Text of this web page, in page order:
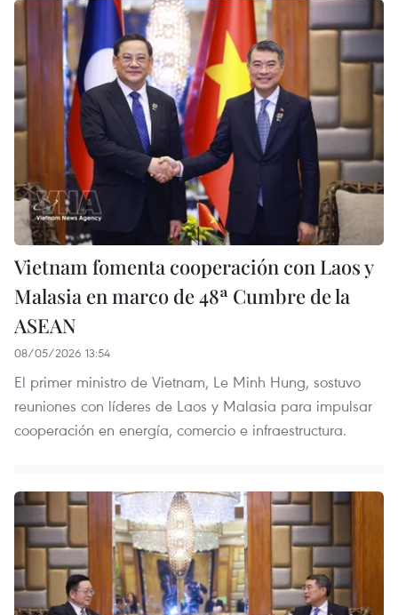
Vietnam fomenta cooperación con Laos y
Malasia en marco de 48ª Cumbre de la
ASEAN
08/05/2026 13:54
El primer ministro de Vietnam, Le Minh Hung, sostuvo
reuniones con líderes de Laos y Malasia para impulsar
cooperación en energía, comercio e infraestructura.